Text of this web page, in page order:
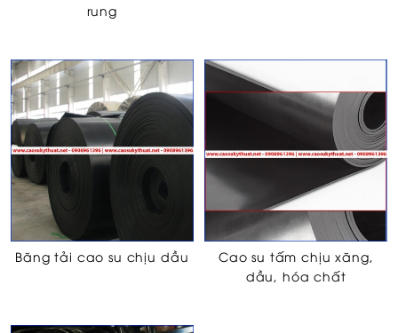
rung
Băng tải cao su chịu dầu
Cao su tấm chịu xăng,
dầu, hóa chất